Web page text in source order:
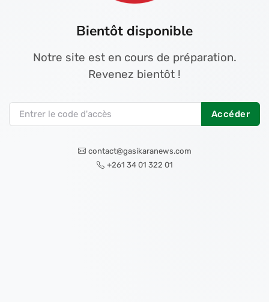
Bientôt disponible
Notre site est en cours de préparation.
Revenez bientôt !
Accéder
contact@gasikaranews.com
+261 34 01 322 01